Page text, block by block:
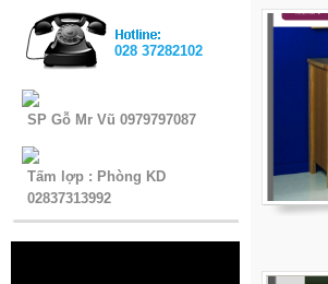
028 37282102
SP Gỗ Mr Vũ 0979797087
Tấm lợp : Phòng KD
02837313992